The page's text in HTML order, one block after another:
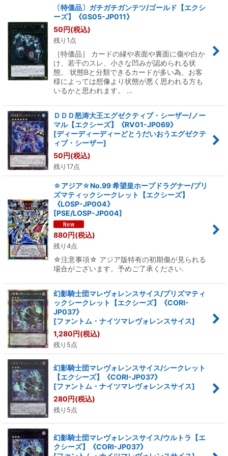
〔特価品〕ガチガチガンテツ/ゴールド【エクシ
ーズ】《GS05-JP011》
50円(税込)
残り1点
［特価品］ カードの縁や表面や裏面に傷や白か
け、若干のスレ、小さな凹みが認められる状
態。 状態Bと分類できるカードが多い為、お客
様によっては想像より状態が悪く思われる方も
いるかと思われます。 …
ＤＤＤ怒涛大王エグゼクティブ・シーザー/ノー
マル【エクシーズ】《RV01-JP069》
[ディーディーディーどとうだいおうエグゼクテ
ィブ・シーザー]
50円(税込)
残り17点
☆アジア☆No.99 希望皇ホープドラグナー/プリ
ズマティックシークレット【エクシーズ】
《LOSP-JP004》
[PSE/LOSP-JP004]
880 円(税込)
残り4点
☆注意事項☆ アジア版特有の初期傷が見られる
場合がございます。予めご了承ください.
幻影騎士団マレヴォレンスサイス/プリズマティ
ックシークレット【エクシーズ】《CORI-
JP037》
[ファントム・ナイツマレヴォレンスサイス]
1,280 円(税込)
残り5点
幻影騎士団マレヴォレンスサイス/シークレット
【エクシーズ】《CORI-JP037》
[ファントム・ナイツマレヴォレンスサイス]
280 円(税込)
残り5点
幻影騎士団マレヴォレンスサイス/ウルトラ【エ
クシーズ】《CORI-JP037》